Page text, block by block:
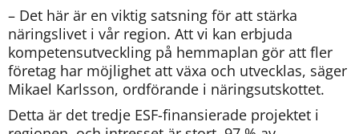
– Det här är en viktig satsning för att stärka
näringslivet i vår region. Att vi kan erbjuda
kompetensutveckling på hemmaplan gör att fler
företag har möjlighet att växa och utvecklas, säger
Mikael Karlsson, ordförande i näringsutskottet.
Detta är det tredje ESF-finansierade projektet i